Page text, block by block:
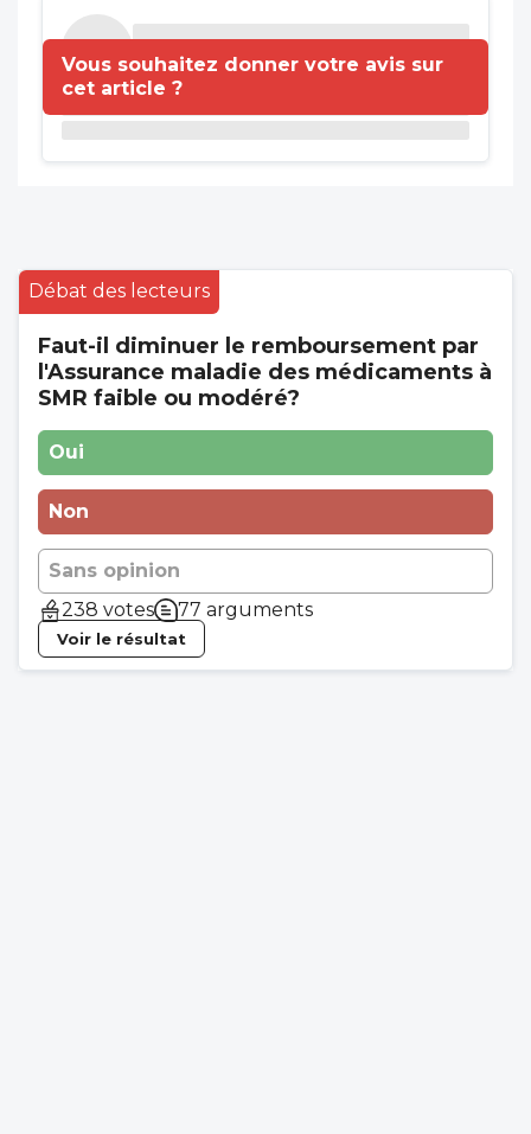
Vous souhaitez donner votre avis sur
cet article ?
Débat des lecteurs
Faut-il diminuer le remboursement par
l'Assurance maladie des médicaments à
SMR faible ou modéré?
Oui
Non
Sans opinion
238 votes
77 arguments
Voir le résultat